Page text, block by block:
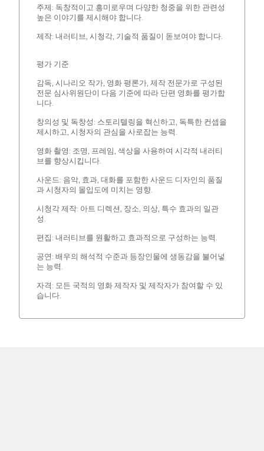
주제: 독창적이고 흥미로우며 다양한 청중을 위한 관련성
높은 이야기를 제시해야 합니다.
제작: 내러티브, 시청각, 기술적 품질이 돋보여야 합니다.
평가 기준
감독, 시나리오 작가, 영화 평론가, 제작 전문가로 구성된
전문 심사위원단이 다음 기준에 따라 단편 영화를 평가합
니다.
창의성 및 독창성: 스토리텔링을 혁신하고, 독특한 컨셉을
제시하고, 시청자의 관심을 사로잡는 능력.
영화 촬영: 조명, 프레임, 색상을 사용하여 시각적 내러티
브를 향상시킵니다.
사운드: 음악, 효과, 대화를 포함한 사운드 디자인의 품질
과 시청자의 몰입도에 미치는 영향.
시청각 제작: 아트 디렉션, 장소, 의상, 특수 효과의 일관
성.
편집: 내러티브를 원활하고 효과적으로 구성하는 능력.
공연: 배우의 해석적 수준과 등장인물에 생동감을 불어넣
는 능력.
자격: 모든 국적의 영화 제작자 및 제작자가 참여할 수 있
습니다.